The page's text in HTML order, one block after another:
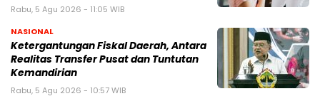
Rabu, 5 Agu 2026 - 11:05 WIB
NASIONAL
Ketergantungan Fiskal Daerah, Antara
Realitas Transfer Pusat dan Tuntutan
Kemandirian
Rabu, 5 Agu 2026 - 10:57 WIB